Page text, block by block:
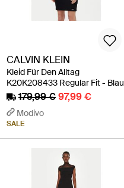
CALVIN KLEIN
Kleid Für Den Alltag
K20K208433 Regular Fit - Blau
179,99 €97,99 €
Modivo
SALE